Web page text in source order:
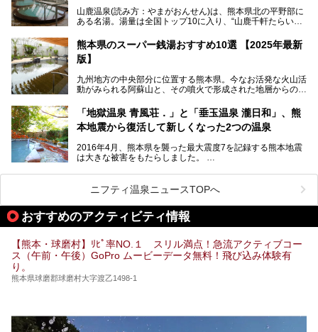
日、の合計8日間開催。今回は地元九州在住の筆者が、その
見所を徹底紹介。併せて、その他イベントや立ち寄り湯も併
山鹿温泉(読み方：やまがおんせん)は、熊本県北の平野部に
ある名湯。湯量は全国トップ10に入り、“山鹿千軒たらいな
泉質であり、お湯の良さにも定評があります。
今回は地元九州の温泉ライターの私が実際に入浴した中か
設・家族風呂の3パターンに分類し、合計10施設を厳選して
ご紹介。ぜひ、湯めぐりの参考にして下さいね！
熊本県のスーパー銭湯おすすめ10選 【2025年最新
版】
九州地方の中央部分に位置する熊本県。今なお活発な火山活
動がみられる阿蘇山と、その噴火で形成された地層からの湧
す。
そんな熊本県は、県内の至るところから温泉が湧いている温
泉県でもあります。山鹿温泉、玉名温泉、黒川温泉、人吉温
出すスーパー銭湯が豊富です。なかでも注目のスーパー銭湯
をピックアップしました。
「地獄温泉 青風荘．」と「垂玉温泉 瀧日和」、熊
本地震から復活して新しくなった2つの温泉
2016年4月、熊本県を襲った最大震度7を記録する熊本地震
は大きな被害をもたらしました。
阿蘇山麓の南阿蘇村の「地獄温泉 清風荘」、そして「清風
荘」から400mほど離れた「垂玉（たるたま）温泉 山口旅
館」の2軒は、この地震による土砂崩れなどのために、一時
期は孤立状態に。もしかしたらこの時のニュースで、「地獄
温泉」と「垂玉温泉」の名前を知った人もいるかもしれませ
ん。
この2軒は今どうなっているのでしょうか。実は現在は「地
獄温泉 青風荘．」「垂玉温泉 瀧日和」として営業を再開し
します。
ニフティ温泉ニュースTOPへ
おすすめのアクティビティ情報
【熊本・球磨村】ﾘﾋﾟ率NO.１ スリル満点！急流アクティブコー
ス（午前・午後）GoPro ムービーデータ無料！飛び込み体験有
り。
熊本県球磨郡球磨村大字渡乙1498-1